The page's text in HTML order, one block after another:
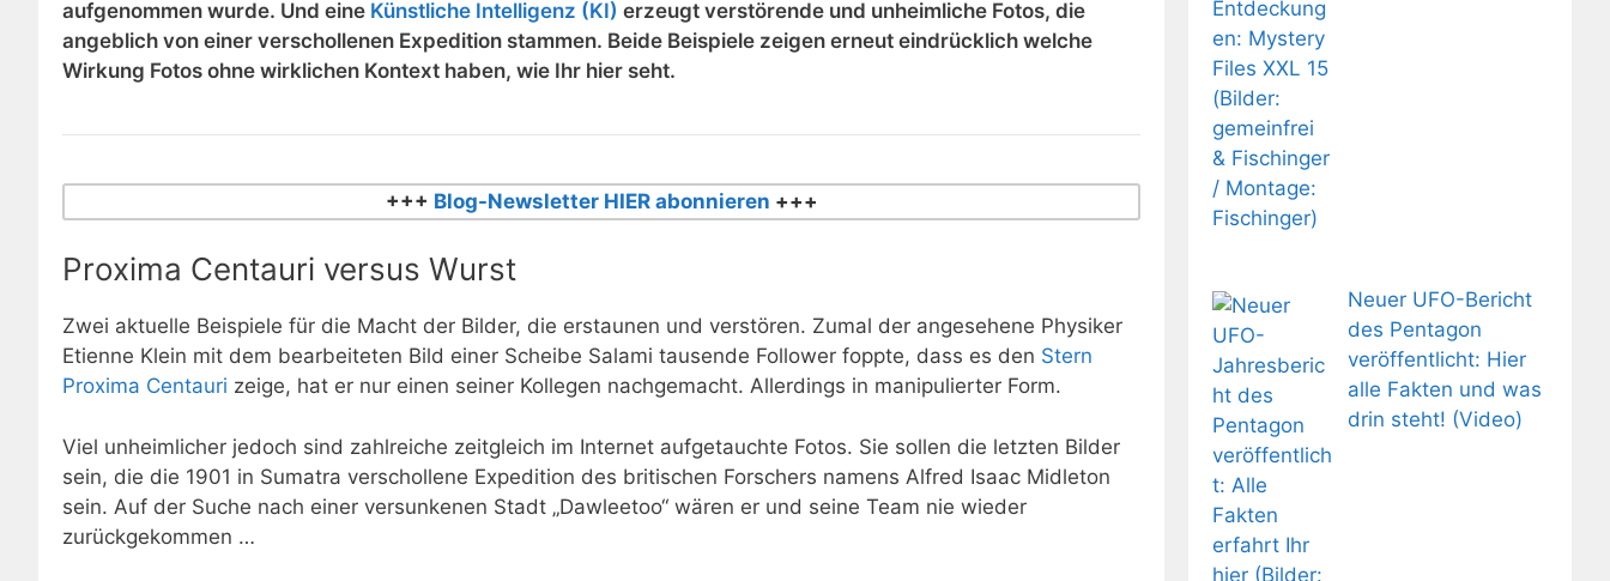
aufgenommen wurde. Und eine Künstliche Intelligenz (KI) erzeugt verstörende und unheimliche Fotos, die
angeblich von einer verschollenen Expedition stammen. Beide Beispiele zeigen erneut eindrücklich welche
Wirkung Fotos ohne wirklichen Kontext haben, wie Ihr hier seht.
+++ Blog-Newsletter HIER abonnieren +++
Proxima Centauri versus Wurst
Zwei aktuelle Beispiele für die Macht der Bilder, die erstaunen und verstören. Zumal der angesehene Physiker
Etienne Klein mit dem bearbeiteten Bild einer Scheibe Salami tausende Follower foppte, dass es den Stern
Proxima Centauri zeige, hat er nur einen seiner Kollegen nachgemacht. Allerdings in manipulierter Form.
Viel unheimlicher jedoch sind zahlreiche zeitgleich im Internet aufgetauchte Fotos. Sie sollen die letzten Bilder
sein, die die 1901 in Sumatra verschollene Expedition des britischen Forschers namens Alfred Isaac Midleton
sein. Auf der Suche nach einer versunkenen Stadt „Dawleetoo“ wären er und seine Team nie wieder
zurückgekommen …
Neuer UFO-Bericht
des Pentagon
veröffentlicht: Hier
alle Fakten und was
drin steht! (Video)